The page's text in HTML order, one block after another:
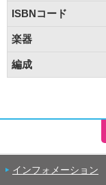
ISBNコード
楽器
編成
インフォメーション